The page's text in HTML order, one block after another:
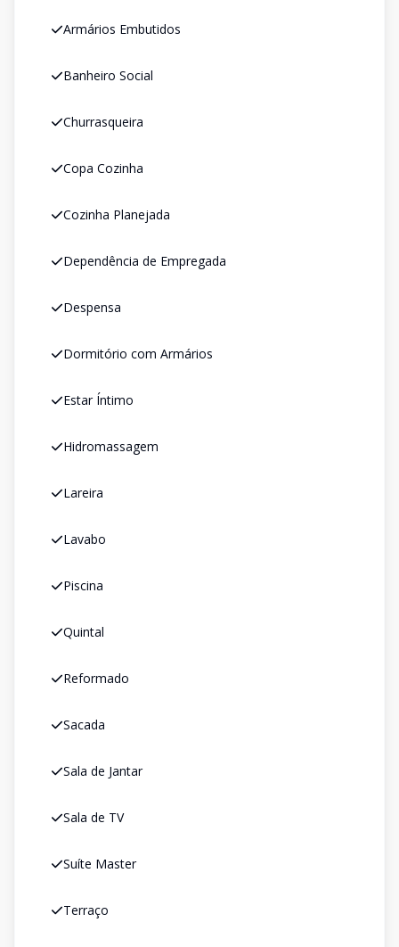
Armários Embutidos
Banheiro Social
Churrasqueira
Copa Cozinha
Cozinha Planejada
Dependência de Empregada
Despensa
Dormitório com Armários
Estar Íntimo
Hidromassagem
Lareira
Lavabo
Piscina
Quintal
Reformado
Sacada
Sala de Jantar
Sala de TV
Suíte Master
Terraço